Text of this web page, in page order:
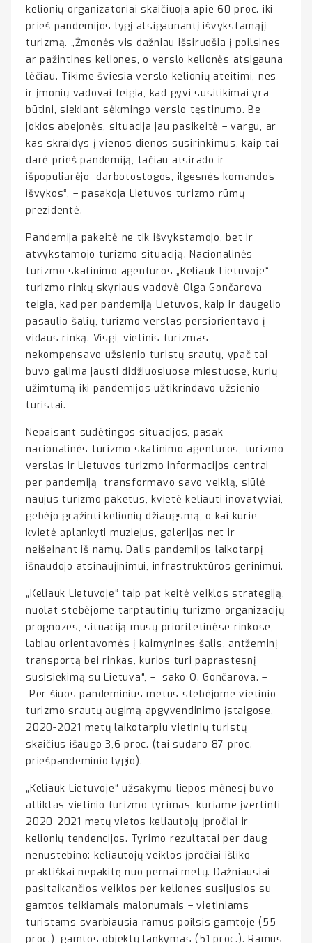
kelionių organizatoriai skaičiuoja apie 60 proc. iki
prieš pandemijos lygį atsigaunantį išvykstamąjį
turizmą. „Žmonės vis dažniau išsiruošia į poilsines
ar pažintines keliones, o verslo kelionės atsigauna
lėčiau. Tikime šviesia verslo kelionių ateitimi, nes
ir įmonių vadovai teigia, kad gyvi susitikimai yra
būtini, siekiant sėkmingo verslo tęstinumo. Be
jokios abejonės, situacija jau pasikeitė – vargu, ar
kas skraidys į vienos dienos susirinkimus, kaip tai
darė prieš pandemiją, tačiau atsirado ir
išpopuliarėjo darbotostogos, ilgesnės komandos
išvykos“, – pasakoja Lietuvos turizmo rūmų
prezidentė.
Pandemija pakeitė ne tik išvykstamojo, bet ir
atvykstamojo turizmo situaciją. Nacionalinės
turizmo skatinimo agentūros „Keliauk Lietuvoje“
turizmo rinkų skyriaus vadovė Olga Gončarova
teigia, kad per pandemiją Lietuvos, kaip ir daugelio
pasaulio šalių, turizmo verslas persiorientavo į
vidaus rinką. Visgi, vietinis turizmas
nekompensavo užsienio turistų srautų, ypač tai
buvo galima jausti didžiuosiuose miestuose, kurių
užimtumą iki pandemijos užtikrindavo užsienio
turistai.
Nepaisant sudėtingos situacijos, pasak
nacionalinės turizmo skatinimo agentūros, turizmo
verslas ir Lietuvos turizmo informacijos centrai
per pandemiją transformavo savo veiklą, siūlė
naujus turizmo paketus, kvietė keliauti inovatyviai,
gebėjo grąžinti kelionių džiaugsmą, o kai kurie
kvietė aplankyti muziejus, galerijas net ir
neišeinant iš namų. Dalis pandemijos laikotarpį
išnaudojo atsinaujinimui, infrastruktūros gerinimui.
„Keliauk Lietuvoje“ taip pat keitė veiklos strategiją,
nuolat stebėjome tarptautinių turizmo organizacijų
prognozes, situaciją mūsų prioritetinėse rinkose,
labiau orientavomės į kaimynines šalis, antžeminį
transportą bei rinkas, kurios turi paprastesnį
susisiekimą su Lietuva“, – sako O. Gončarova. –
Per šiuos pandeminius metus stebėjome vietinio
turizmo srautų augimą apgyvendinimo įstaigose.
2020-2021 metų laikotarpiu vietinių turistų
skaičius išaugo 3,6 proc. (tai sudaro 87 proc.
priešpandeminio lygio).
„Keliauk Lietuvoje“ užsakymu liepos mėnesį buvo
atliktas vietinio turizmo tyrimas, kuriame įvertinti
2020-2021 metų vietos keliautojų įpročiai ir
kelionių tendencijos. Tyrimo rezultatai per daug
nenustebino: keliautojų veiklos įpročiai išliko
praktiškai nepakitę nuo pernai metų. Dažniausiai
pasitaikančios veiklos per keliones susijusios su
gamtos teikiamais malonumais – vietiniams
turistams svarbiausia ramus poilsis gamtoje (55
proc.), gamtos objektų lankymas (51 proc.). Ramus